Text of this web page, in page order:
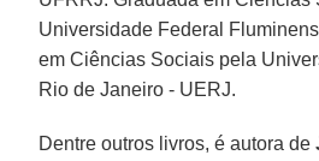
Universidade Federal
em Ciências Sociais pela
Rio de Janeiro - UERJ.
Dentre outros livros, é autora de